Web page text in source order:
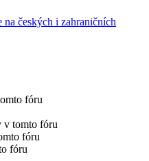
českých i zahraničních
fóru
v tomto fóru
fóru
fóru